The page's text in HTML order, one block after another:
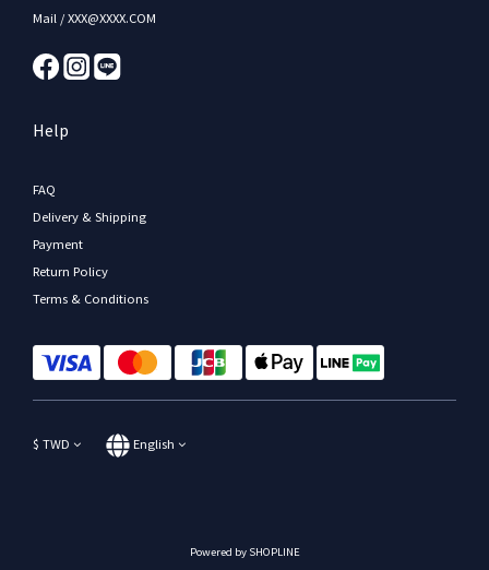
Mail / XXX@XXXX.COM
Help
FAQ
Delivery & Shipping
Payment
Return Policy
Terms & Conditions
$ TWD English
Powered by SHOPLINE